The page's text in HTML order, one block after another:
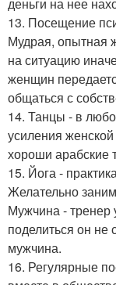
13. Посещение
Мудрая, опытная
на ситуацию
женщин
общаться с
14. Танцы - в
усиления
хороши арабские
15. Йога -
Желательно
Мужчина - тренер
поделиться он не
мужчина.
16. Регулярные